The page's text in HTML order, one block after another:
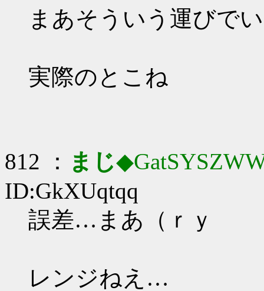
まあそういう運びで
実際のとこね
812 ： まじ
ID:GkXUqtqq
誤差…まあ（ｒｙ
レンジねえ…